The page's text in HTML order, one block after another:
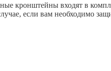
кронштейны входят в
если вам необходимо